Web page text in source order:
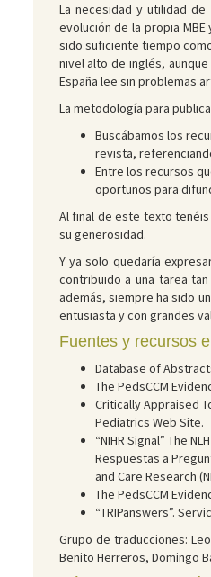
La necesidad y utilidad
evolución de la propia
sido suficiente tiempo
nivel alto de inglés,
España lee sin problemas
La metodología para
Buscábamos los
revista,
Entre los recursos
oportunos para
Al final de este texto
su generosidad.
Y ya solo quedaría
contribuido a una tarea
además, siempre ha sido
entusiasta y con grandes
Fuentes y recursos
Database of
The PedsCCM
Critically Appraised
Pediatrics Web Site.
“NIHR Signal” The
Respuestas a
and Care Research
The PedsCCM
“TRIPanswers”.
Grupo de traducciones:
Benito Herreros, Domingo